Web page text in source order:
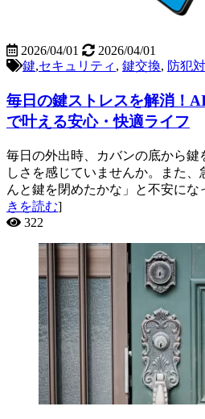
2026/04/01
2026/04/01
鍵,セキュリティ , 鍵交換, 防犯
毎日の鍵ストレスを解消！
で叶える安心・快適ライフ
毎日の外出時、カバンの底から鍵
しさを感じていませんか。また
んと鍵を閉めたかな」と不安に
きを読む]
322